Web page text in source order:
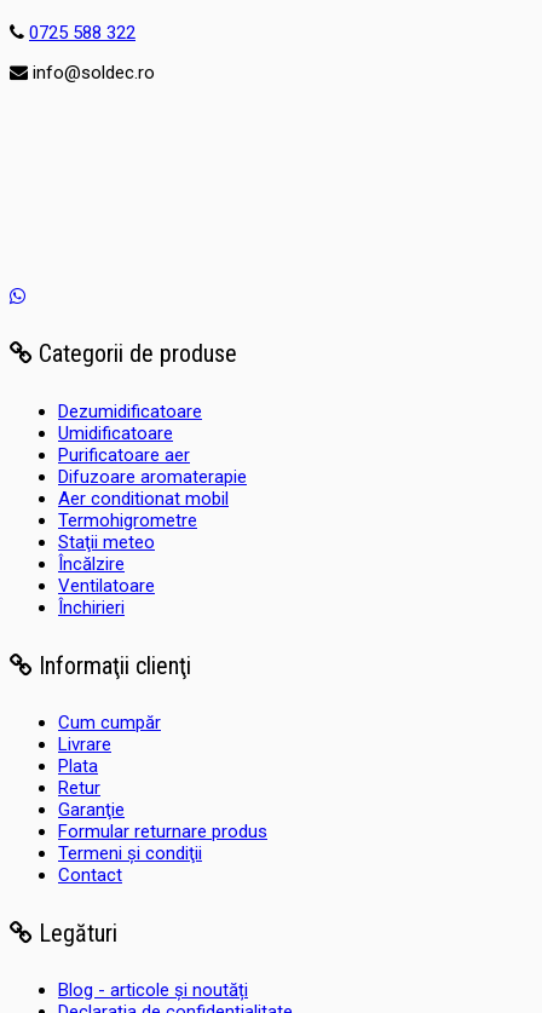
0725 588 322
info@soldec.ro
Categorii de produse
Dezumidificatoare
Umidificatoare
Purificatoare aer
Difuzoare aromaterapie
Aer conditionat mobil
Termohigrometre
Staţii meteo
Încălzire
Ventilatoare
Închirieri
Informaţii clienţi
Cum cumpăr
Livrare
Plata
Retur
Garanţie
Formular returnare produs
Termeni şi condiţii
Contact
Legături
Blog - articole și noutăți